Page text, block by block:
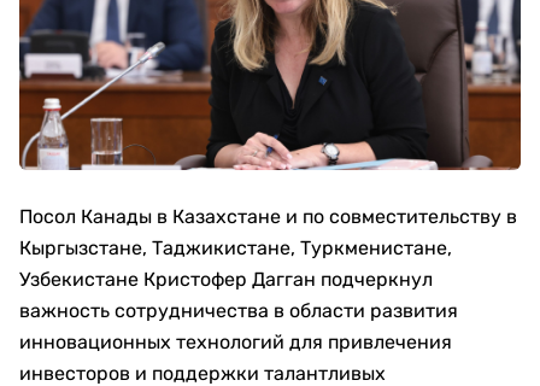
Посол Канады в Казахстане и по совместительству в
Кыргызстане, Таджикистане, Туркменистане,
Узбекистане Кристофер Дагган подчеркнул
важность сотрудничества в области развития
инновационных технологий для привлечения
инвесторов и поддержки талантливых